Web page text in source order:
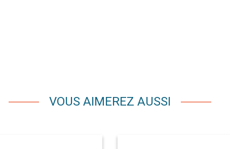
VOUS AIMEREZ AUSSI